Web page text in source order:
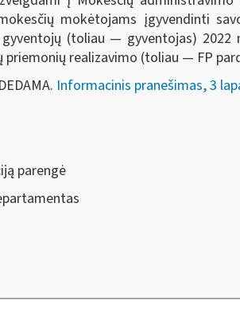
mokėtojams įgyvendinti
(toliau — gyventojas)
priemonių realizavimo (toliau — FP
Informacinis pranešimas, 3
parengė